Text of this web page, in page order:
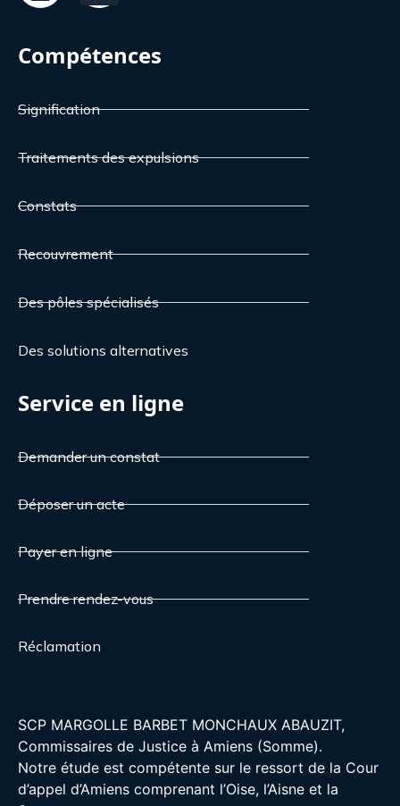
Compétences
Signification
Traitements des expulsions
Constats
Recouvrement
Des pôles spécialisés
Des solutions alternatives
Service en ligne
Demander un constat
Déposer un acte
Payer en ligne
Prendre rendez-vous
Réclamation
SCP MARGOLLE BARBET MONCHAUX ABAUZIT,
Commissaires de Justice à Amiens (Somme).
Notre étude est compétente sur le ressort de la Cour
d’appel d’Amiens comprenant l’Oise, l’Aisne et la